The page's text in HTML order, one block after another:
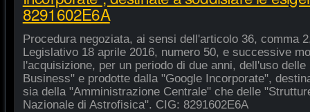
8291602E6A
Procedura negoziata, ai sensi dell'articolo 36, comma
Legislativo 18 aprile 2016, numero 50, e successive
l'acquisizione, per un periodo di due anni, dell'uso
Business" e prodotte dalla "Google Incorporate",
sia della "Amministrazione Centrale" che delle
Nazionale di Astrofisica". CIG: 8291602E6A